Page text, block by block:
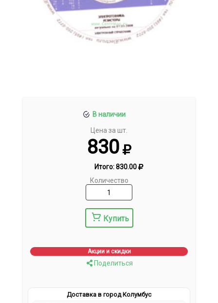
В наличии
Цена за шт.
830
Итого:830.00
Количество
Купить
Акции и скидки
Поделиться
Доставка в город Колумбус